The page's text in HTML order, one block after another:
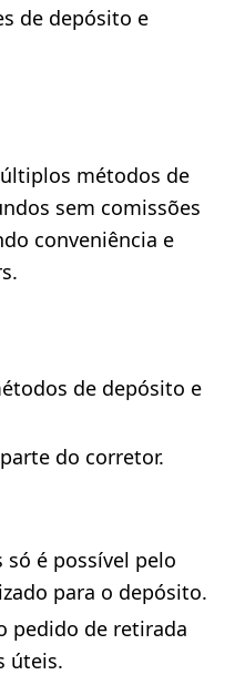
de depósito e
métodos de
sem comissões
conveniência e
de depósito e
do corretor.
é possível pelo
para o depósito.
pedido de retirada
úteis.